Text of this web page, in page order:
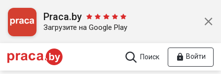
Praca.by
Загрузите на Google Play
Поиск Войти